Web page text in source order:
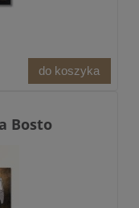
do koszyka
Bosto